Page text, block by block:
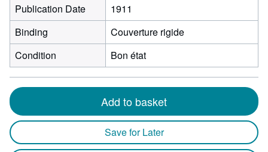
Publication Date
1911
Binding
Couverture rigide
Condition
Bon état
Add to basket
Save for Later